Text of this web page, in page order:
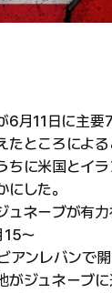
6月11日に主要7
たところによる
ちに米国とイ
した。
ネーブが有力
15〜
アンレバンで
ジュネーブに